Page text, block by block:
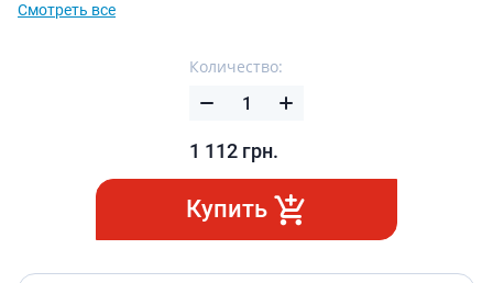
Смотреть все
Количество:
1 112 грн.
Купить